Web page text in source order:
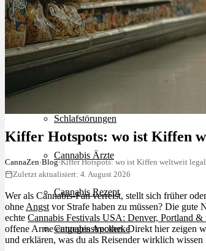
Angststörungen
Chronische Migräne
Depressionen
Schlafstörungen
Cannabis Ärzte
Cannabis Rezept
Cannabis Apotheke
Kiffer Hotspots: wo ist Kiffen
CannaZen›Blog›Kiffer Hotspots: wo ist Kiffen weltweit
Zuletzt aktualisiert: 4. August 2026
Wer als Cannabis-Fan verreist, stellt sich früher
ohne Angst vor Strafe haben zu müssen? Die gute
echte Cannabis Festivals USA: Denver, Portland &
offene Arme entgegenstrecken. Direkt hier zeigen
und erklären, was du als Reisender wirklich wissen